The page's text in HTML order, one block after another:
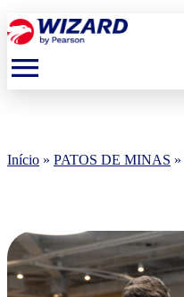
menu
Início » PATOS DE MINAS »